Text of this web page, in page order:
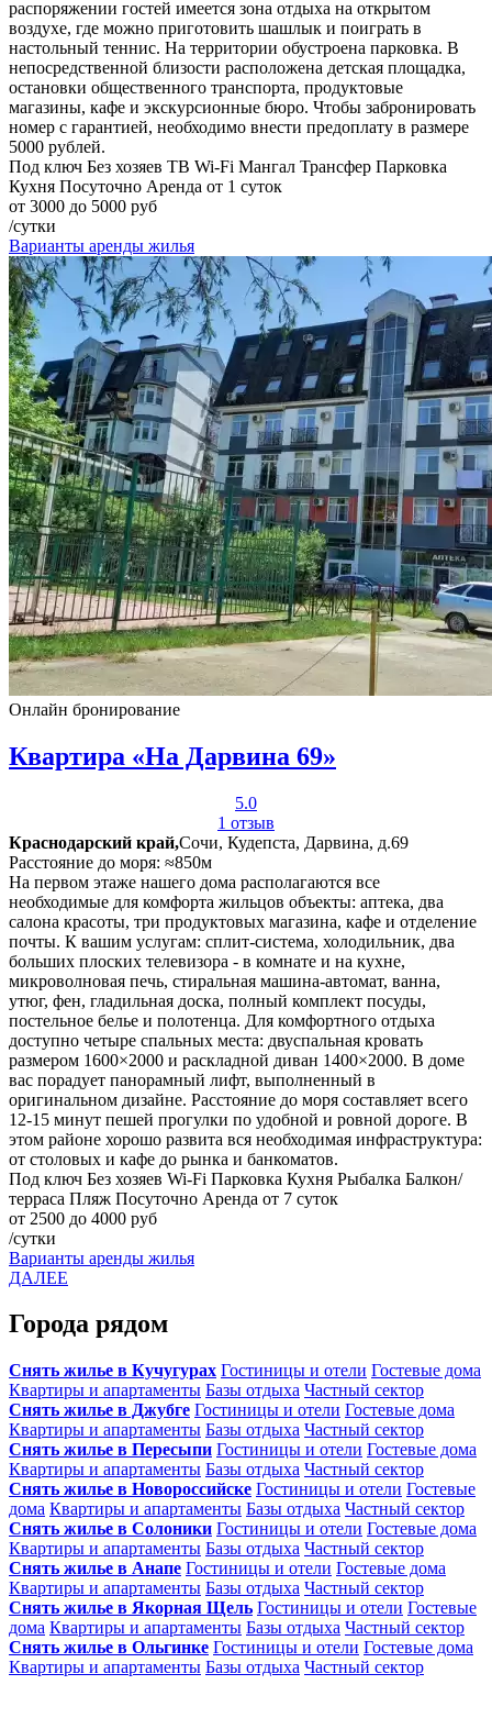
распоряжении гостей имеется зона отдыха на открытом
воздухе, где можно приготовить шашлык и поиграть в
настольный теннис. На территории обустроена парковка. В
непосредственной близости расположена детская площадка,
остановки общественного транспорта, продуктовые
магазины, кафе и экскурсионные бюро. Чтобы забронировать
номер с гарантией, необходимо внести предоплату в размере
5000 рублей.
Под ключ Без хозяев ТВ Wi-Fi Мангал Трансфер Парковка
Кухня Посуточно Аренда от 1 суток
от 3000 до 5000 руб
/сутки
Варианты аренды жилья
Онлайн бронирование
Квартира «На Дарвина 69»
5.0
1 отзыв
Краснодарский край,Сочи, Кудепста, Дарвина, д.69
Расстояние до моря: ≈850м
На первом этаже нашего дома располагаются все
необходимые для комфорта жильцов объекты: аптека, два
салона красоты, три продуктовых магазина, кафе и отделение
почты. К вашим услугам: сплит-система, холодильник, два
больших плоских телевизора - в комнате и на кухне,
микроволновая печь, стиральная машина-автомат, ванна,
утюг, фен, гладильная доска, полный комплект посуды,
постельное белье и полотенца. Для комфортного отдыха
доступно четыре спальных места: двуспальная кровать
размером 1600×2000 и раскладной диван 1400×2000. В доме
вас порадует панорамный лифт, выполненный в
оригинальном дизайне. Расстояние до моря составляет всего
12-15 минут пешей прогулки по удобной и ровной дороге. В
этом районе хорошо развита вся необходимая инфраструктура:
от столовых и кафе до рынка и банкоматов.
Под ключ Без хозяев Wi-Fi Парковка Кухня Рыбалка Балкон/
терраса Пляж Посуточно Аренда от 7 суток
от 2500 до 4000 руб
/сутки
Варианты аренды жилья
ДАЛЕЕ
Города рядом
Снять жилье в Кучугурах Гостиницы и отели Гостевые дома
Квартиры и апартаменты Базы отдыха Частный сектор
Снять жилье в Джубге Гостиницы и отели Гостевые дома
Квартиры и апартаменты Базы отдыха Частный сектор
Снять жилье в Пересыпи Гостиницы и отели Гостевые дома
Квартиры и апартаменты Базы отдыха Частный сектор
Снять жилье в Новороссийске Гостиницы и отели Гостевые
дома Квартиры и апартаменты Базы отдыха Частный сектор
Снять жилье в Солоники Гостиницы и отели Гостевые дома
Квартиры и апартаменты Базы отдыха Частный сектор
Снять жилье в Анапе Гостиницы и отели Гостевые дома
Квартиры и апартаменты Базы отдыха Частный сектор
Снять жилье в Якорная Щель Гостиницы и отели Гостевые
дома Квартиры и апартаменты Базы отдыха Частный сектор
Снять жилье в Ольгинке Гостиницы и отели Гостевые дома
Квартиры и апартаменты Базы отдыха Частный сектор